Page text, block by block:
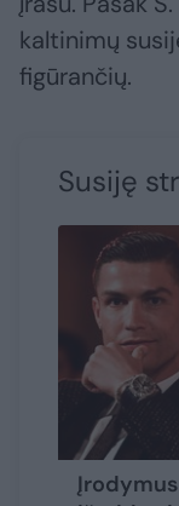
kaltinimų
figūrančių.
Susiję